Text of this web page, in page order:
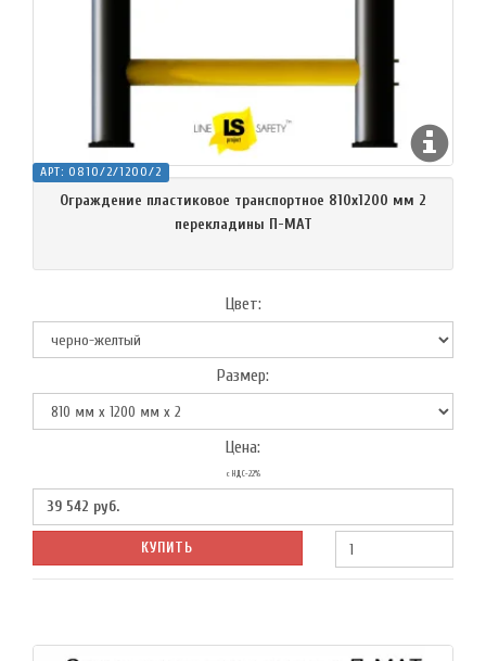
АРТ: O810/2/1200/2
Ограждение пластиковое транспортное 810х1200 мм 2
перекладины П-МАТ
Цвет:
Размер:
Цена:
с НДС-22%
39 542 руб.
КУПИТЬ